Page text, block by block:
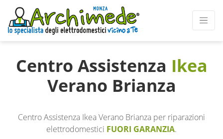
Centro Assistenza Ikea
Verano Brianza
Centro Assistenza Ikea Verano Brianza per riparazioni
elettrodomestici FUORI GARANZIA.